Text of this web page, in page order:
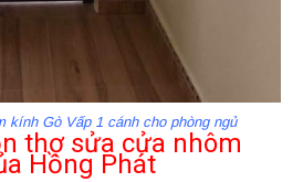
kính Gò Vấp 1 cánh cho phòng ngủ
thợ sửa cửa nhôm
Hồng Phát